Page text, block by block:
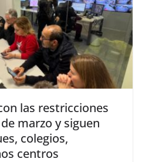
las restricciones
marzo y siguen
colegios,
centros